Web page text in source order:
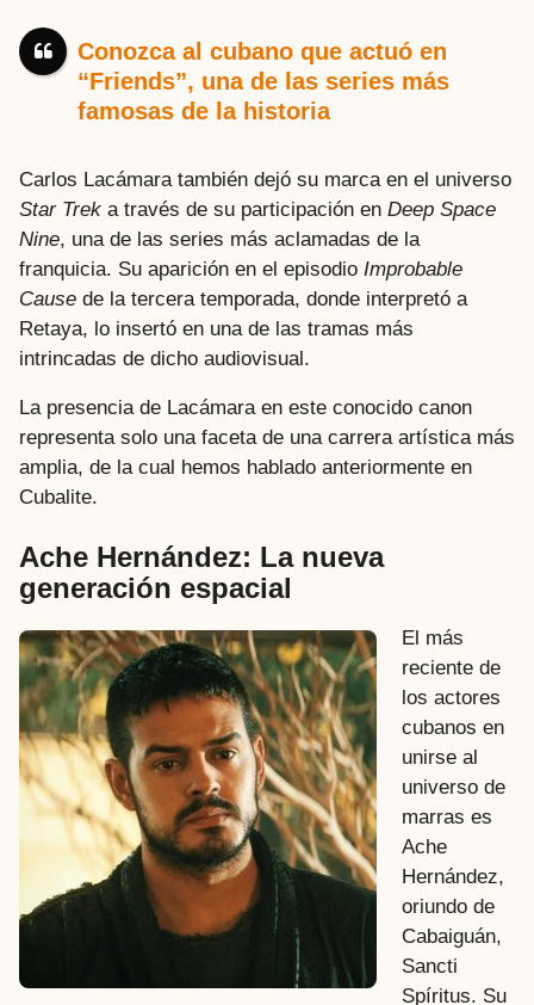
Conozca al cubano que actuó en
“Friends”, una de las series más
famosas de la historia
Carlos Lacámara también dejó su marca en el universo
Star Trek a través de su participación en Deep Space
Nine, una de las series más aclamadas de la
franquicia. Su aparición en el episodio Improbable
Cause de la tercera temporada, donde interpretó a
Retaya, lo insertó en una de las tramas más
intrincadas de dicho audiovisual.
La presencia de Lacámara en este conocido canon
representa solo una faceta de una carrera artística más
amplia, de la cual hemos hablado anteriormente en
Cubalite.
Ache Hernández: La nueva
generación espacial
El más
reciente de
los actores
cubanos en
unirse al
universo de
marras es
Ache
Hernández,
oriundo de
Cabaiguán,
Sancti
Spíritus. Su